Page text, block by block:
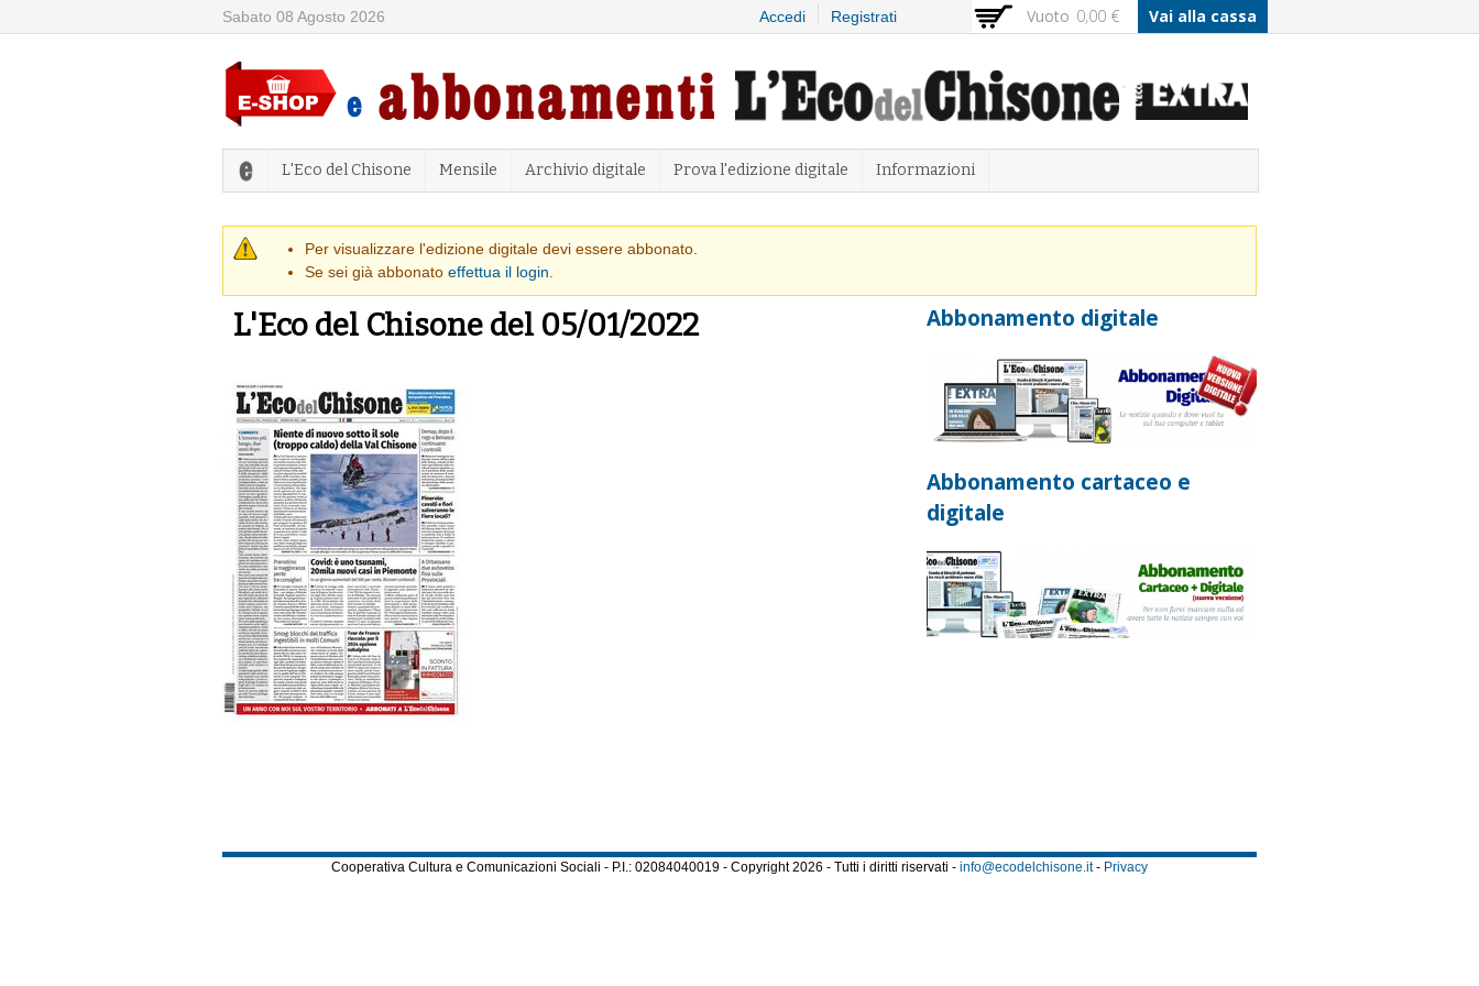
contenuto
Sabato 08 Agosto 2026 Accedi Registrati Vuoto 0,00 € Vai alla cassa
L'Eco del Chisone Mensile Archivio digitale Prova l'edizione digitale Informazioni
Messaggio di avvertimento
Per visualizzare l'edizione digitale devi essere abbonato.
Se sei già abbonato effettua il login
L'Eco del Chisone del 05/01/2022 Abbonamento digitale
Abbonamento cartaceo e
digitale
Cooperativa Cultura e Comunicazioni Sociali - P.I.: 02084040019 - Copyright 2026 - Tutti i diritti riservati - info@ecodelchisone.it- Privacy